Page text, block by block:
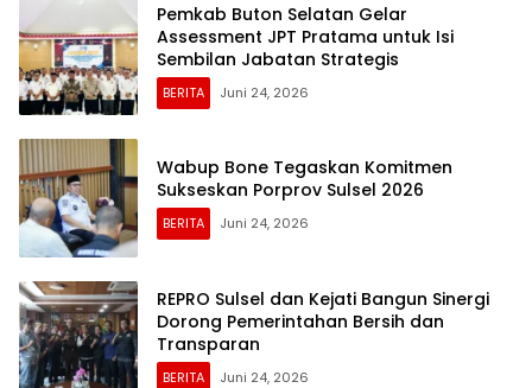
Pemkab Buton Selatan Gelar
Assessment JPT Pratama untuk Isi
Sembilan Jabatan Strategis
BERITA Juni 24, 2026
Wabup Bone Tegaskan Komitmen
Sukseskan Porprov Sulsel 2026
BERITA Juni 24, 2026
REPRO Sulsel dan Kejati Bangun Sinergi
Dorong Pemerintahan Bersih dan
Transparan
BERITA Juni 24, 2026